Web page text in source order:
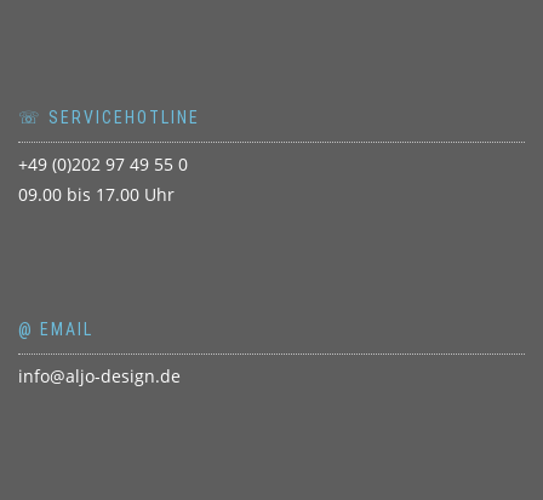
☏ SERVICEHOTLINE
+49 (0)202 97 49 55 0
09.00 bis 17.00 Uhr
@ EMAIL
info@aljo-design.de